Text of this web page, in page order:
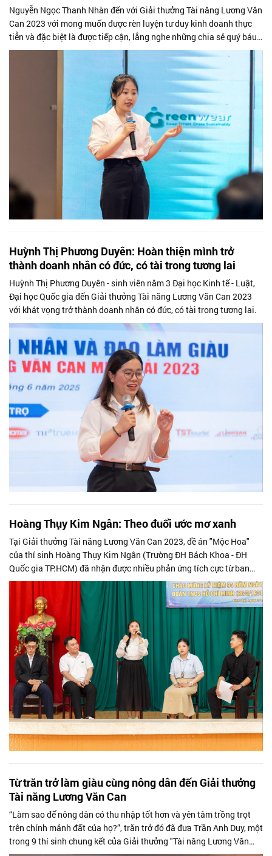
Nguyễn Ngọc Thanh Nhàn đến với Giải thưởng Tài năng Lương Văn
Can 2023 với mong muốn được rèn luyện tư duy kinh doanh thực
tiễn và đặc biệt là được tiếp cận, lắng nghe những chia sẻ quý báu
từ các doanh...
Huỳnh Thị Phương Duyên: Hoàn thiện mình trở
thành doanh nhân có đức, có tài trong tương lai
Huỳnh Thị Phương Duyên - sinh viên năm 3 Đại học Kinh tế - Luật,
Đại học Quốc gia đến Giải thưởng Tài năng Lương Văn Can 2023
với khát vọng trở thành doanh nhân có đức, có tài trong tương lai.
Hoàng Thụy Kim Ngân: Theo đuổi ước mơ xanh
Tại Giải thưởng Tài năng Lương Văn Can 2023, đề án "Mộc Hoa"
của thí sinh Hoàng Thụy Kim Ngân (Trường ĐH Bách Khoa - ĐH
Quốc gia TP.HCM) đã nhận được nhiều phản ứng tích cực từ ban
giám khảo.
Từ trăn trở làm giàu cùng nông dân đến Giải thưởng
Tài năng Lương Văn Can
“Làm sao để nông dân có thu nhập tốt hơn và yên tâm trồng trọt
trên chính mảnh đất của họ?”, trăn trở đó đã đưa Trần Anh Duy, một
trong 9 thí sinh chung kết của Giải thưởng "Tài năng Lương Văn